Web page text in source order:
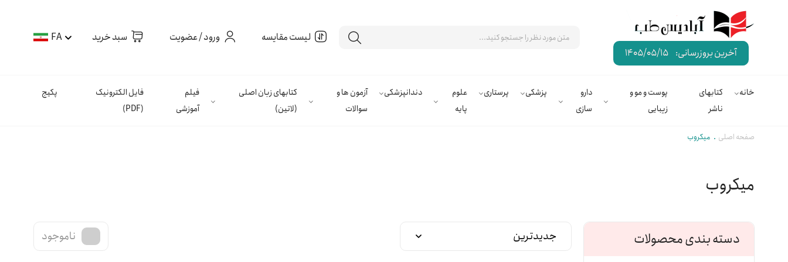
آخرین بروزرسانی: 1405/05/15
لیست مقایسه ورود / عضویت سبد خرید FA
خانه
کتابهای
ناشر
پوست و مو و
زیبایی
دارو
سازی
پزشکی پرستاری
علوم
پایه
دندانپزشکی
آزمون ها و
سوالات
کتابهای زبان اصلی
(لاتین)
فیلم
آموزشی
فایل الکترونیک
(PDF)
پکیج
صفحه اصلی میکروب
میکروب
دسته بندی محصولات ناموجود